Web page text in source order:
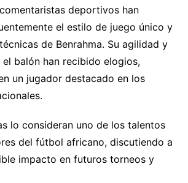
deportivos han
el estilo de juego único y
de Benrahma. Su agilidad y
balón han recibido elogios,
un jugador destacado en los
lo consideran uno de los talentos
del fútbol africano, discutiendo a
impacto en futuros torneos y